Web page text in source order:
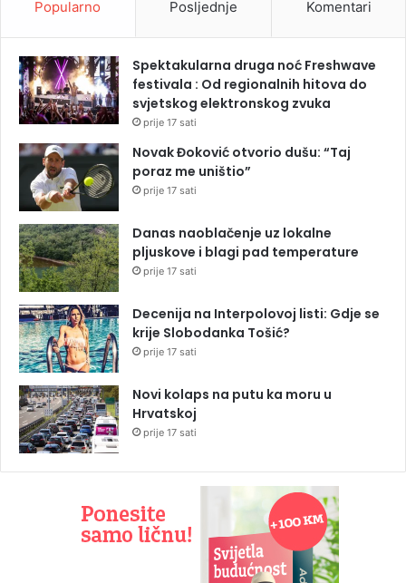
Popularno Posljednje Komentari
Spektakularna druga noć Freshwave
festivala : Od regionalnih hitova do
svjetskog elektronskog zvuka
prije 17 sati
Novak Đoković otvorio dušu: “Taj
poraz me uništio”
prije 17 sati
Danas naoblačenje uz lokalne
pljuskove i blagi pad temperature
prije 17 sati
Decenija na Interpolovoj listi: Gdje se
krije Slobodanka Tošić?
prije 17 sati
Novi kolaps na putu ka moru u
Hrvatskoj
prije 17 sati